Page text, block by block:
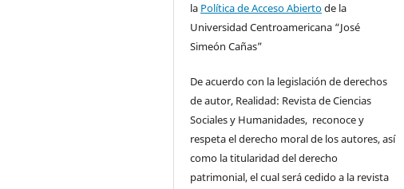
la Política de Acceso Abiertode la
Universidad Centroamericana “José
Simeón Cañas”
De acuerdo con la legislación de derechos
de autor, Realidad: Revista de Ciencias
Sociales y Humanidades, reconoce y
respeta el derecho moral de los autores, así
como la titularidad del derecho
patrimonial, el cual será cedido a la revista